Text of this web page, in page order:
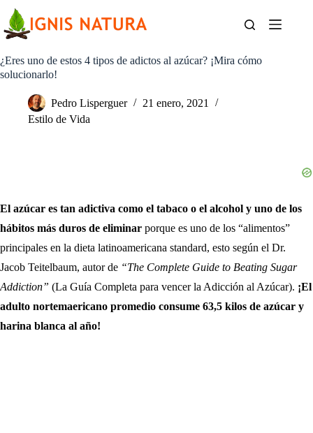
contenido
¿Eres uno de estos 4 tipos de adictos al azúcar? ¡Mira cómo
solucionarlo!
Pedro Lisperguer
21 enero, 2021
Estilo de Vida
El azúcar es tan adictiva como el tabaco o el alcohol y uno de los
hábitos más duros de eliminar porque es uno de los “alimentos”
principales en la dieta latinoamericana standard, esto según el Dr.
Jacob Teitelbaum, autor de “The Complete Guide to Beating Sugar
Addiction” (La Guía Completa para vencer la Adicción al Azúcar). ¡El
adulto nortemaericano promedio consume 63,5 kilos de azúcar y
harina blanca al año!